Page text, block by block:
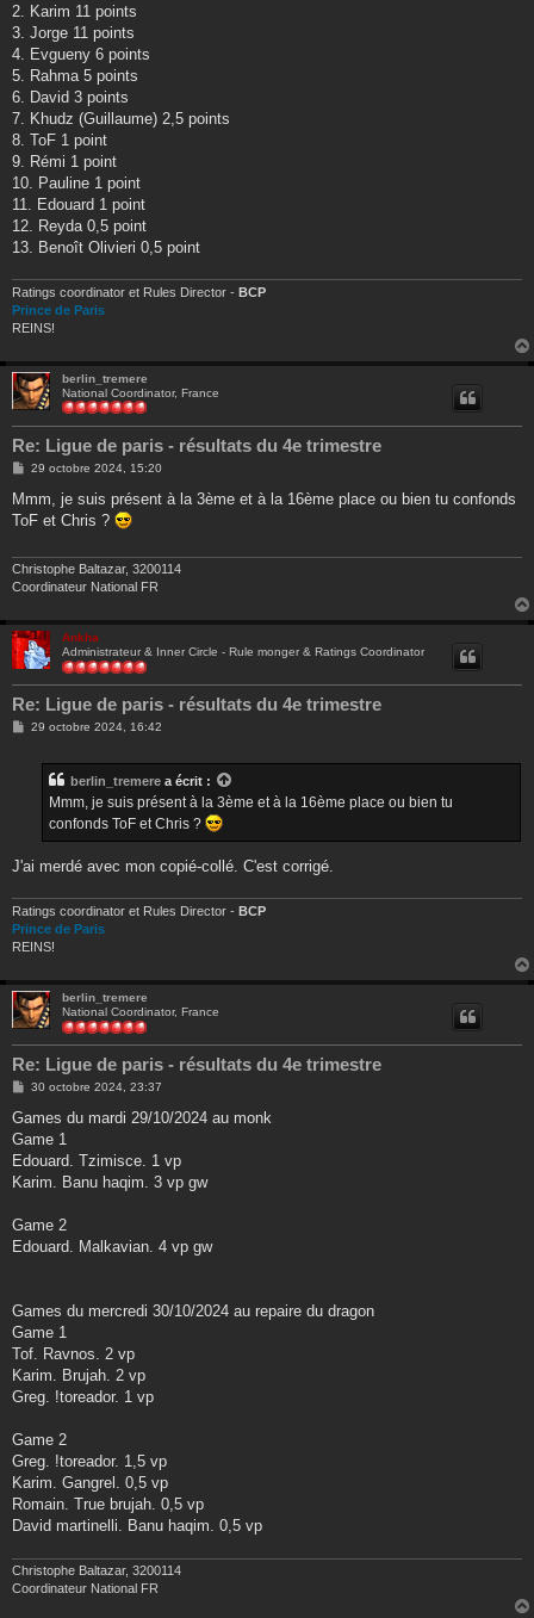
2. Karim 11 points
3. Jorge 11 points
4. Evgueny 6 points
5. Rahma 5 points
6. David 3 points
7. Khudz (Guillaume) 2,5 points
8. ToF 1 point
9. Rémi 1 point
10. Pauline 1 point
11. Edouard 1 point
12. Reyda 0,5 point
13. Benoît Olivieri 0,5 point
Ratings coordinator et Rules Director - BCP
Prince de Paris
REINS!
berlin_tremere
National Coordinator, France
Re: Ligue de paris - résultats du 4e trimestre
M
s
a
29 octobre 2024, 15:20
Mmm, je suis présent à la 3ème et à la 16ème place ou bien tu confonds
ToF et Chris ?
Christophe Baltazar, 3200114
Coordinateur National FR
Ankha
Administrateur & Inner Circle - Rule monger & Ratings Coordinator
Re: Ligue de paris - résultats du 4e trimestre
M29 octobre 2024, 16:42
berlin_tremere a écrit :
Mmm, je suis présent à la 3ème et à la 16ème place ou bien tu
confonds ToF et Chris ?
J'ai merdé avec mon copié-collé. C'est corrigé.
Ratings coordinator et Rules Director - BCP
Prince de Paris
REINS!
berlin_tremere
National Coordinator, France
Re: Ligue de paris - résultats du 4e trimestre
M
s
a
g
30 octobre 2024, 23:37
Games du mardi 29/10/2024 au monk
Game 1
Edouard. Tzimisce. 1 vp
Karim. Banu haqim. 3 vp gw
Game 2
Edouard. Malkavian. 4 vp gw
Games du mercredi 30/10/2024 au repaire du dragon
Game 1
Tof. Ravnos. 2 vp
Karim. Brujah. 2 vp
Greg. !toreador. 1 vp
Game 2
Greg. !toreador. 1,5 vp
Karim. Gangrel. 0,5 vp
Romain. True brujah. 0,5 vp
David martinelli. Banu haqim. 0,5 vp
Christophe Baltazar, 3200114
Coordinateur National FR